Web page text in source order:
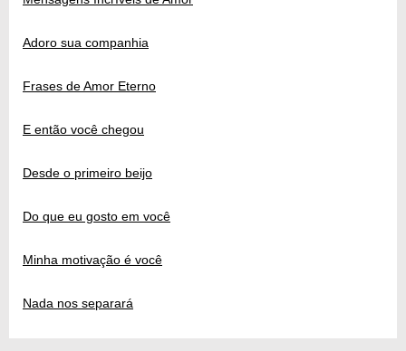
Adoro sua companhia
Frases de Amor Eterno
E então você chegou
Desde o primeiro beijo
Do que eu gosto em você
Minha motivação é você
Nada nos separará